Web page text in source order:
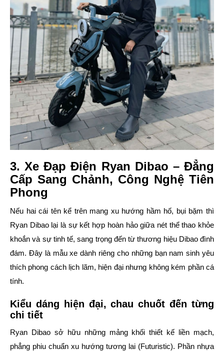
3. Xe Đạp Điện Ryan Dibao – Đẳng
Cấp Sang Chảnh, Công Nghệ Tiên
Phong
Nếu hai cái tên kể trên mang xu hướng hầm hố, bụi bặm thì
Ryan Dibaolại là sự kết hợp hoàn hảo giữa nét thể thao khỏe
khoắn và sự tinh tế, sang trọng đến từ thương hiệu Dibao đình
đám. Đây là mẫu xe dành riêng cho những bạn nam sinh yêu
thích phong cách lịch lãm, hiện đại nhưng không kém phần cá
tính.
Kiểu dáng hiện đại, chau chuốt đến từng
chi tiết
Ryan Dibao sở hữu những mảng khối thiết kế liền mạch,
phẳng phiu chuẩn xu hướng tương lai (Futuristic). Phần nhựa